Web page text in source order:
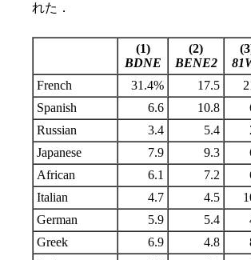
れた．
(1)
BDNE
(2)
BENE2
French 31.4% 17.5
Spanish
6.6 10.8
Russian
3.4 5.4
Japanese
7.9 9.3
African
6.1 7.2
Italian
4.7 4.5
German
5.9 5.4
Greek
6.9 4.8